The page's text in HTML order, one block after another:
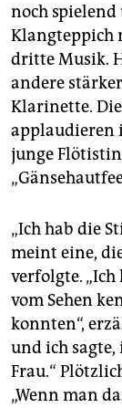
noch spielend
Klangteppich
dritte Musik.
andere
Klarinette.
applaudieren
junge
„Ich hab die
meint eine,
verfolgte.
vom Sehen
konnten“,
und ich sagte,
Frau.“
„Wenn man